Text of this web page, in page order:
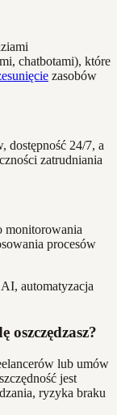
chatbotami), które
zasobów
dostępność 24/7, a
zatrudniania
monitorowania
procesów
oszczędzasz?
lub umów
jest
ryzyka braku